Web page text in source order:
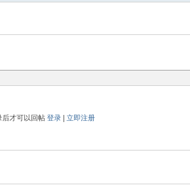
后才可以回帖 登录| 立即注册